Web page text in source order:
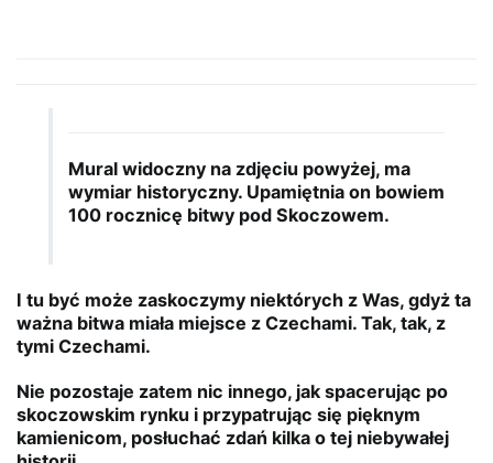
Mural widoczny na zdjęciu powyżej, ma
wymiar historyczny. Upamiętnia on bowiem
100 rocznicę bitwy pod Skoczowem.
I tu być może zaskoczymy niektórych z Was, gdyż ta
ważna bitwa miała miejsce z Czechami. Tak, tak, z
tymi Czechami.
Nie pozostaje zatem nic innego, jak spacerując po
skoczowskim rynku i przypatrując się pięknym
kamienicom, posłuchać zdań kilka o tej niebywałej